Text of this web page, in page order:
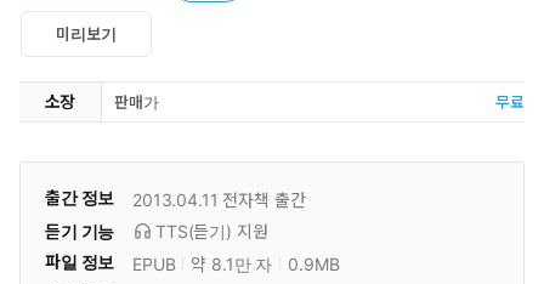
미리보기
소장 판매가 무료
출간 정보 2013.04.11 전자책 출간
듣기 기능
TTS(듣기) 지원
파일 정보
EPUB 약 8.1만 자
0.9MB